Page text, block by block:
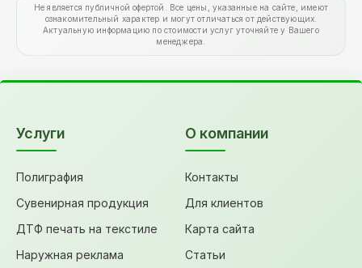
Не является публичной офертой. Все цены, указанные на сайте, имеют
ознакомительный характер и могут отличаться от действующих.
Актуальную информацию по стоимости услуг уточняйте у Вашего
менеджера.
Услуги
Полиграфия
Сувенирная продукция
ДТФ печать на текстиле
Наружная реклама
О компании
Контакты
Для клиентов
Карта сайта
Статьи